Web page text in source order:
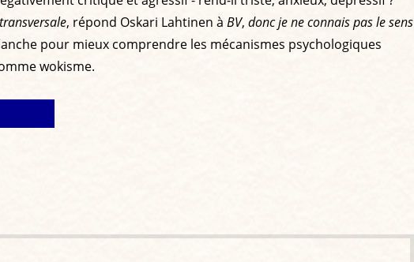
, répond Oskari Lahtinen à BV, donc je ne connais pas le sens
pour mieux comprendre les mécanismes psychologiques
wokisme.